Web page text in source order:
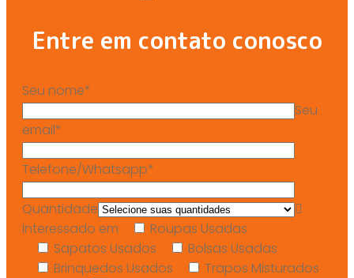
Mensagem
Entre em contato conosco
Seu nome*
Seu
email*
Telefone/Whatsapp*
Quantidade
Interessado em
Roupas Usadas
Sapatos Usados
Bolsas Usadas
Brinquedos Usados
Trapos Misturados